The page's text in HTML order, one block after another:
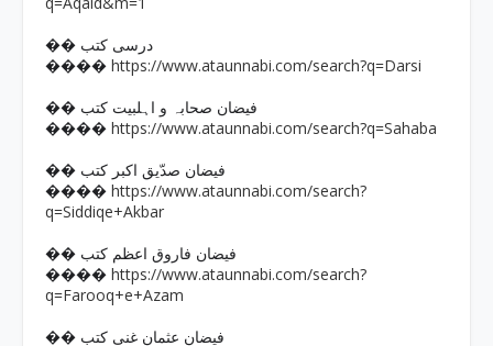
�� درسی کتب
���� https://www.ataunnabi.com/search?q=Darsi
�� فیضان صحابہ و اہلبیت کتب
���� https://www.ataunnabi.com/search?q=Sahaba
�� فیضان صدّیق اکبر کتب
���� https://www.ataunnabi.com/search?
q=Siddiqe+Akbar
�� فیضان فاروق اعظم کتب
���� https://www.ataunnabi.com/search?
q=Farooq+e+Azam
�� فیضان عثمان غنی کتب